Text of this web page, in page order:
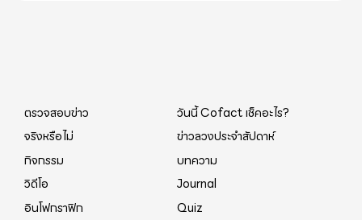
ตรวจสอบข่าว
วันนี้ Cofact เช็คอะไร?
จริงหรือไม่
ข่าวลวงประจำสัปดาห์
กิจกรรม
บทความ
วิดีโอ
Journal
อินโฟกราฟิก
Quiz